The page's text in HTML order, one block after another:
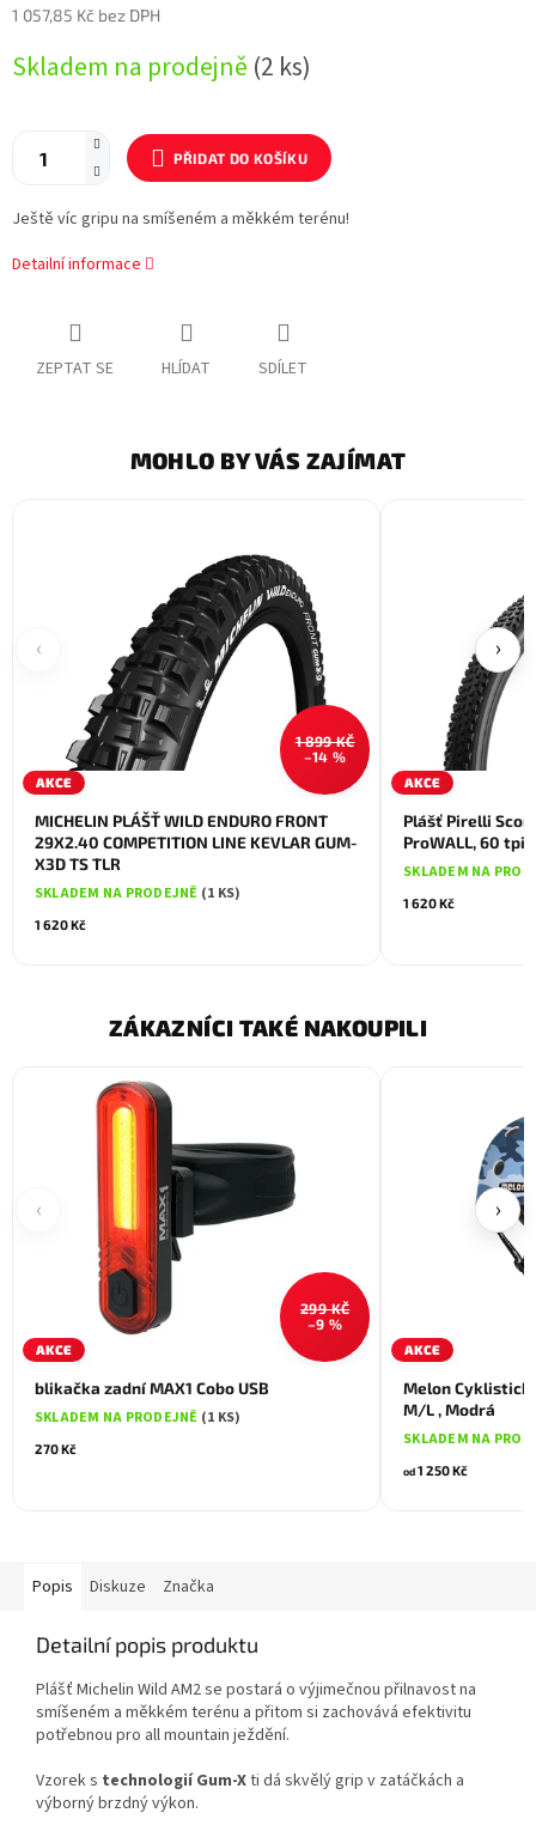
1 057,85 Kč bez DPH
cena:
Skladem na prodejně (2 ks)
PŘIDAT DO KOŠÍKU
Ještě víc gripu na smíšeném a měkkém terénu!
Detailní informace
ZEPTAT SE HLÍDAT SDÍLET
MOHLO BY VÁS ZAJÍMAT
‹
AKCE
1 899 KČ
–14 %
MICHELIN PLÁŠŤ WILD ENDURO FRONT
29X2.40 COMPETITION LINE KEVLAR GUM-
X3D TS TLR
SKLADEM NA PRODEJNĚ (1 KS)
1 620 Kč
AKCE
Plášť Pirelli
ProWALL, 60 tpi,
SKLADEM NA
1 620 Kč
›
ZÁKAZNÍCI TAKÉ NAKOUPILI
‹
AKCE
299 KČ
–9 %
blikačka zadní MAX1 Cobo USB
SKLADEM NA PRODEJNĚ (1 KS)
270 Kč
AKCE
Melon
M/L , Modrá
SKLADEM NA
od1 250 Kč
›
Popis Diskuze Značka
Detailní popis produktu
Plášť Michelin Wild AM2 se postará o výjimečnou přilnavost na
smíšeném a měkkém terénu a přitom si zachovává efektivitu
potřebnou pro all mountain ježdění.
Vzorek s technologií Gum-Xti dá skvělý grip v zatáčkách a
výborný brzdný výkon.